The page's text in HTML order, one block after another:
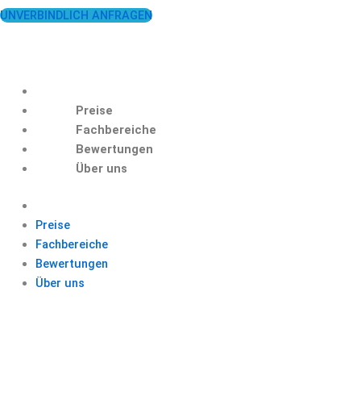
UNVERBINDLICH ANFRAGEN
Preise
Fachbereiche
Bewertungen
Über uns
Preise
Fachbereiche
Bewertungen
Über uns